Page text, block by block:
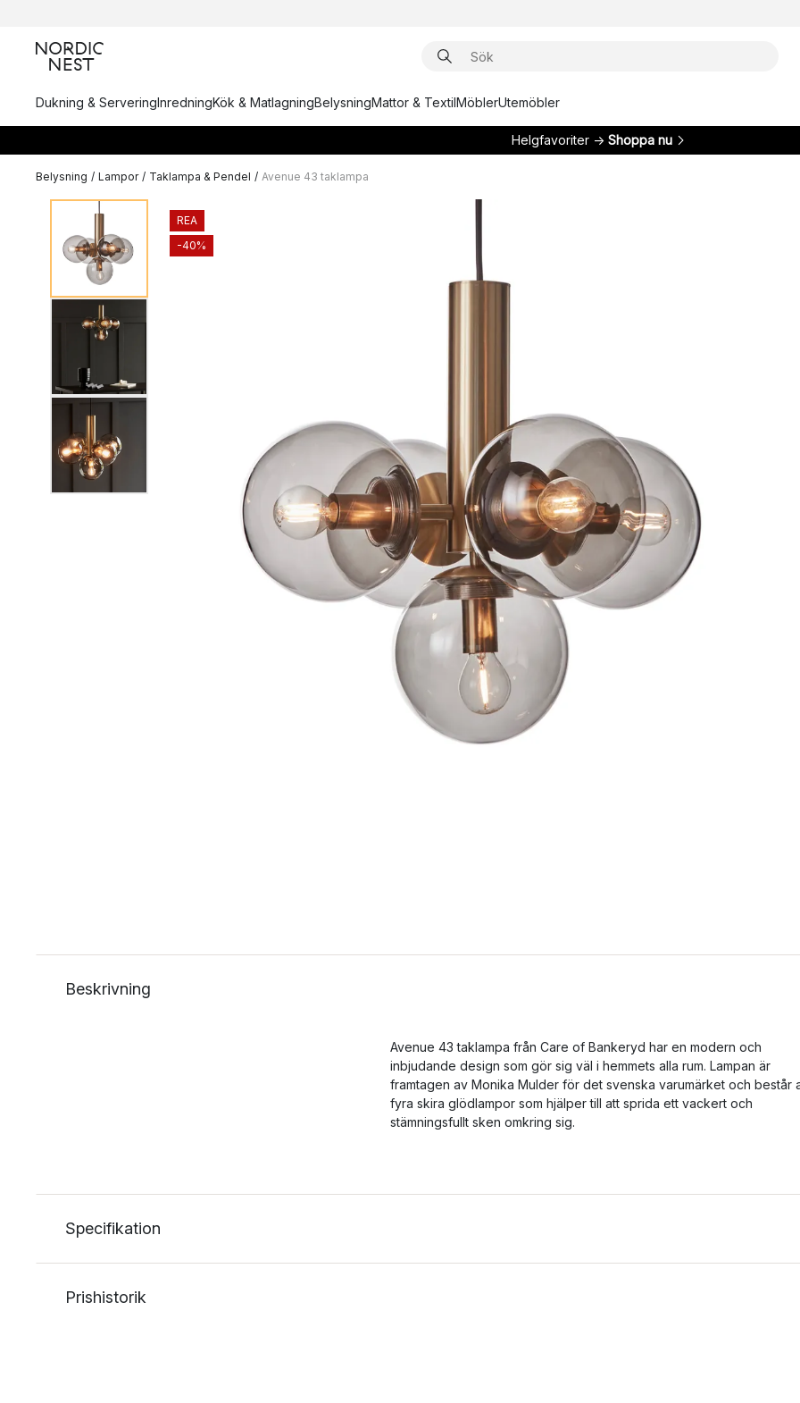
Dukning & ServeringInredningKök & MatlagningBelysningMattor & TextilMöblerUtemöbler
Helgfavoriter → Shoppa nu
Belysning / Lampor / Taklampa & Pendel / Avenue 43 taklampa
REA
-40%
Beskrivning
Avenue 43 taklampa från Care of Bankeryd har en modern och
inbjudande design som gör sig väl i hemmets alla rum. Lampan är
framtagen av Monika Mulder för det svenska varumärket och består
fyra skira glödlampor som hjälper till att sprida ett vackert och
stämningsfullt sken omkring sig.
Specifikation
Prishistorik